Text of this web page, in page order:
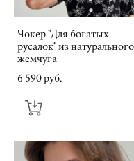
Чокер "Для богатых
русалок" из натурального
жемчуга
6 590 pуб.